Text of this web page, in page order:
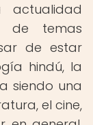
actualidad
de temas
de estar
hindú, la
siendo una
el cine,